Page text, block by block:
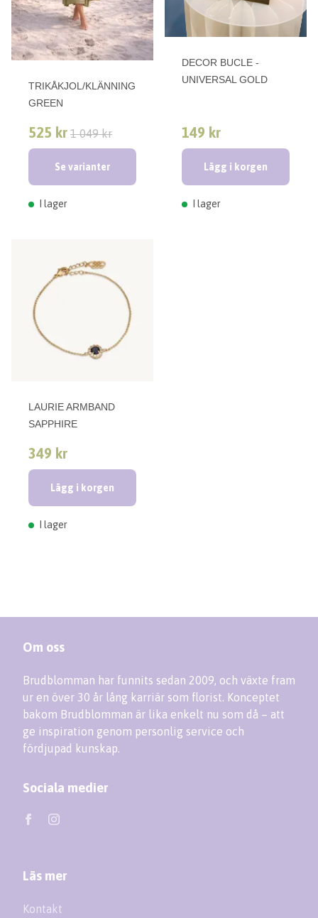
TRIKÅKJOL/KLÄNNING
GREEN
525 kr 1 049 kr
Se varianter
I lager
DECOR BUCLE -
UNIVERSAL GOLD
149 kr
Lägg i korgen
I lager
LAURIE ARMBAND
SAPPHIRE
349 kr
Lägg i korgen
I lager
Om oss
Brudblomman har funnits sedan 2009, och växte fram
ur en över 30 år lång karriär som florist. Konceptet
bakom Brudblomman är lika enkelt nu som då – att
ge inspiration genom personlig service och
fördjupad kunskap.
Sociala medier
Läs mer
Kontakt